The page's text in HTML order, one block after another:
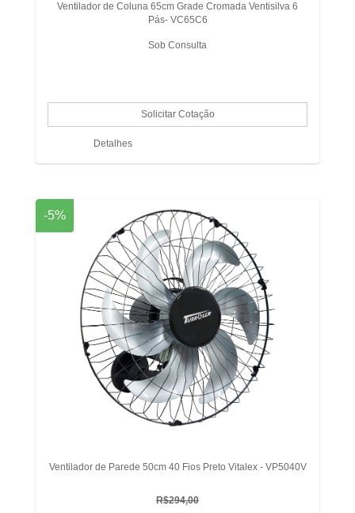
Ventilador de Coluna 65cm Grade Cromada Ventisilva 6
Pás- VC65C6
Sob Consulta
Detalhes
-5%
Ventilador de Parede 50cm 40 Fios Preto Vitalex - VP5040V
R$294,00